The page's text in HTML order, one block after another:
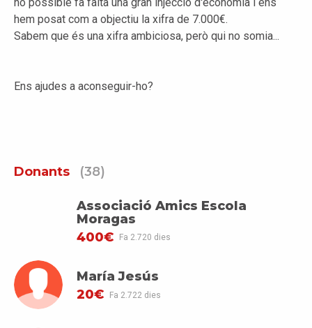
hem posat com a objectiu la xifra de 7.000€.
Sabem que és una xifra ambiciosa, però qui no somia...
Ens ajudes a aconseguir-ho?
Donants (38)
Associació Amics Escola
Moragas
400€
Fa 2.720 dies
María Jesús
20€
Fa 2.722 dies